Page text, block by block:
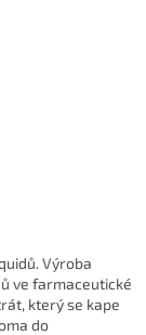
Výroba
ve farmaceutické
který se kape
do